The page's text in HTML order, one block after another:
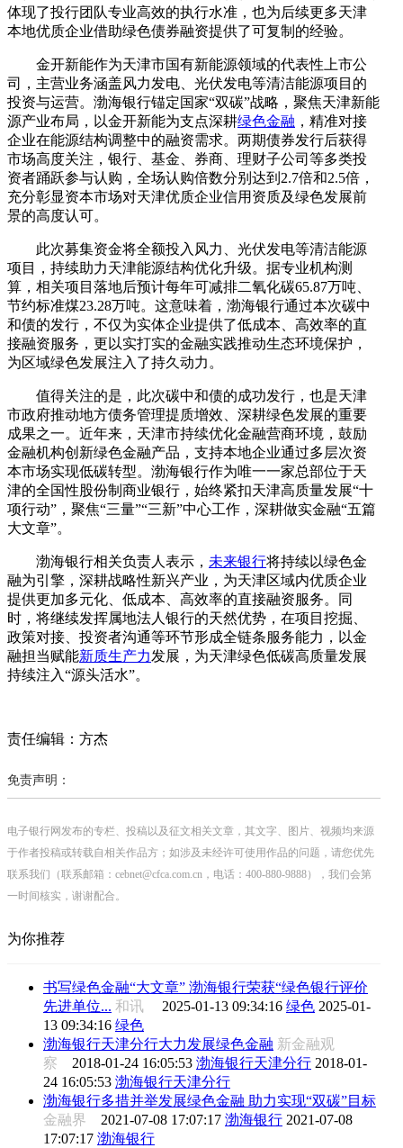
体现了投行团队专业高效的执行水准，也为后续更多天津
本地优质企业借助绿色债券融资提供了可复制的经验。
金开新能作为天津市国有新能源领域的代表性上市公
司，主营业务涵盖风力发电、光伏发电等清洁能源项目的
投资与运营。渤海银行锚定国家“双碳”战略，聚焦天津新能
源产业布局，以金开新能为支点深耕绿色金融 ，精准对接
企业在能源结构调整中的融资需求。两期债券发行后获得
市场高度关注，银行、基金、券商、理财子公司等多类投
资者踊跃参与认购，全场认购倍数分别达到2.7倍和2.5倍，
充分彰显资本市场对天津优质企业信用资质及绿色发展前
景的高度认可。
此次募集资金将全额投入风力、光伏发电等清洁能源
项目，持续助力天津能源结构优化升级。据专业机构测
算，相关项目落地后预计每年可减排二氧化碳65.87万吨、
节约标准煤23.28万吨。这意味着，渤海银行通过本次碳中
和债的发行，不仅为实体企业提供了低成本、高效率的直
接融资服务，更以实打实的金融实践推动生态环境保护，
为区域绿色发展注入了持久动力。
值得关注的是，此次碳中和债的成功发行，也是天津
市政府推动地方债务管理提质增效、深耕绿色发展的重要
成果之一。近年来，天津市持续优化金融营商环境，鼓励
金融机构创新绿色金融产品，支持本地企业通过多层次资
本市场实现低碳转型。渤海银行作为唯一一家总部位于天
津的全国性股份制商业银行，始终紧扣天津高质量发展“十
项行动”，聚焦“三量”“三新”中心工作，深耕做实金融“五篇
大文章”。
渤海银行相关负责人表示， 未来银行将持续以绿色金
融为引擎，深耕战略性新兴产业，为天津区域内优质企业
提供更加多元化、低成本、高效率的直接融资服务。同
时，将继续发挥属地法人银行的天然优势，在项目挖掘、
政策对接、投资者沟通等环节形成全链条服务能力，以金
融担当赋能新质生产力发展，为天津绿色低碳高质量发展
持续注入“源头活水”。
责任编辑：方杰
免责声明：
电子银行网发布的专栏、投稿以及征文相关文章，其文字、图片、视频均来源
于作者投稿或转载自相关作品方；如涉及未经许可使用作品的问题，请您优先
联系我们（联系邮箱：cebnet@cfca.com.cn，电话：400-880-9888），我们会第
一时间核实，谢谢配合。
为你推荐
书写绿色金融“大文章” 渤海银行荣获“绿色银行评价
先进单位... 和讯 2025-01-13 09:34:16 绿色 2025-01-
13 09:34:16 绿色
渤海银行天津分行大力发展绿色金融 新金融观
察 2018-01-24 16:05:53 渤海银行天津分行 2018-01-
24 16:05:53 渤海银行天津分行
渤海银行多措并举发展绿色金融 助力实现“双碳”目标
金融界 2021-07-08 17:07:17 渤海银行 2021-07-08
17:07:17 渤海银行